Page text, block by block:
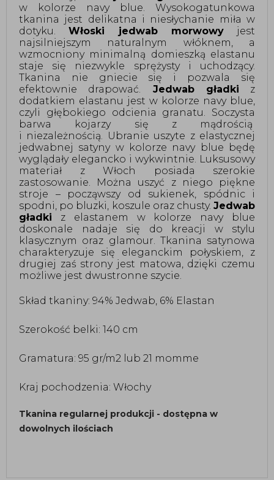
w kolorze navy blue. Wysokogatunkowa
tkanina jest delikatna i niesłychanie miła w
dotyku. Włoski jedwab morwowy jest
najsilniejszym naturalnym włóknem, a
wzmocniony minimalną domieszką elastanu
staje się niezwykle sprężysty i uchodzący.
Tkanina nie gniecie się i pozwala się
efektownie drapować. Jedwab gładki z
dodatkiem elastanu jest w kolorze navy blue,
czyli głębokiego odcienia granatu. Soczysta
barwa kojarzy się z mądrością
i niezależnością. Ubranie uszyte z elastycznej
jedwabnej satyny w kolorze navy blue będę
wyglądały elegancko i wykwintnie. Luksusowy
materiał z Włoch posiada szerokie
zastosowanie. Można uszyć z niego piękne
stroje – począwszy od sukienek, spódnic i
spodni, po bluzki, koszule oraz chusty. Jedwab
gładki z elastanem w kolorze navy blue
doskonale nadaje się do kreacji w stylu
klasycznym oraz glamour. Tkanina satynowa
charakteryzuje się eleganckim połyskiem, z
drugiej zaś strony jest matowa, dzięki czemu
możliwe jest dwustronne szycie.
Skład tkaniny: 94% Jedwab, 6% Elastan
Szerokość belki: 140 cm
Gramatura: 95 gr/m2 lub 21 momme
Kraj pochodzenia: Włochy
Tkanina regularnej produkcji - dostępna w
dowolnych ilościach